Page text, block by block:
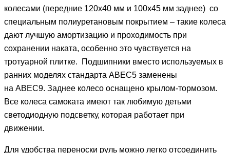
колесами (передние 120х40 мм и 100х45 мм заднее) со
специальным полиуретановым покрытием – такие колеса
дают лучшую амортизацию и проходимость при
сохранении наката, особенно это чувствуется на
тротуарной плитке. Подшипники вместо используемых в
ранних моделях стандарта ABEC5 заменены
на ABEC9. Заднее колесо оснащено крылом-тормозом.
Все колеса самоката имеют так любимую детьми
светодиодную подсветку, которая работает при
движении.
Для удобства переноски руль можно легко отсоединить